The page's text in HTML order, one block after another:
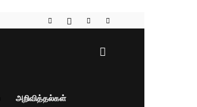
அறிவித்தல்கள்